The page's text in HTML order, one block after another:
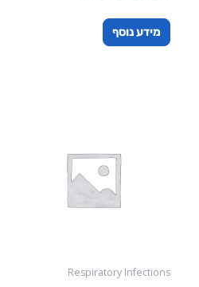
מידע נוסף
Respiratory Infections